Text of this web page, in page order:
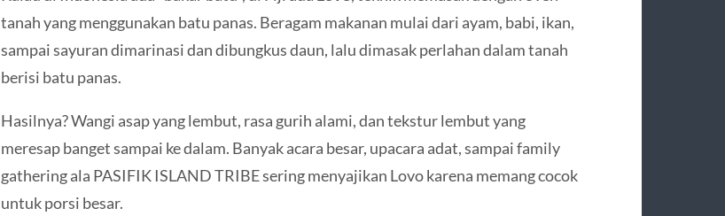
tanah yang menggunakan batu panas. Beragam makanan mulai dari ayam, babi, ikan,
sampai sayuran dimarinasi dan dibungkus daun, lalu dimasak perlahan dalam tanah
berisi batu panas.
Hasilnya? Wangi asap yang lembut, rasa gurih alami, dan tekstur lembut yang
meresap banget sampai ke dalam. Banyak acara besar, upacara adat, sampai family
gathering ala PASIFIK ISLAND TRIBE sering menyajikan Lovo karena memang cocok
untuk porsi besar.